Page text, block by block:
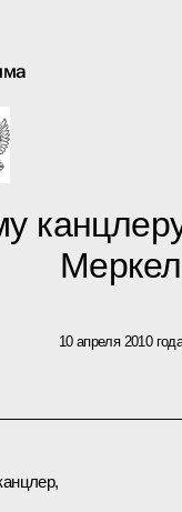
10 апреля 2010